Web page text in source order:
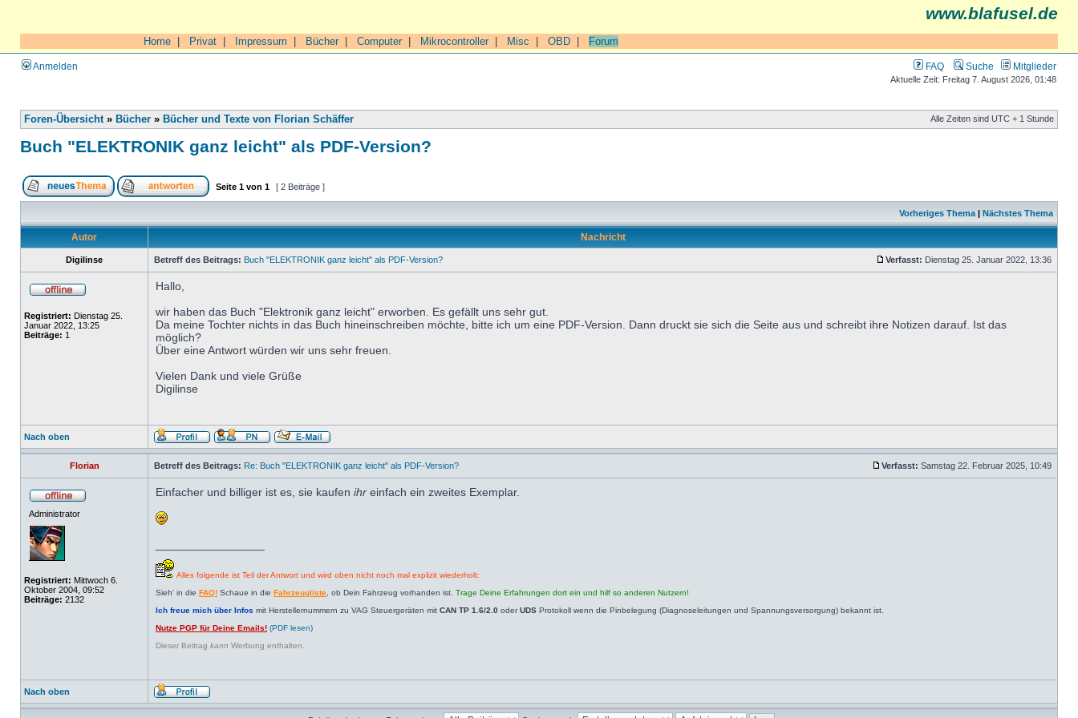
www.blafusel.de
Home Privat Impressum Bücher| Computer| Mikrocontroller| Misc OBD Forum
Anmelden FAQ Suche Mitglieder
Aktuelle Zeit: Freitag 7. August 2026, 01:48
Foren-Übersicht» Bücher » Bücher und Texte von Florian Schäffer Alle Zeiten sind UTC + 1 Stunde
Buch "ELEKTRONIK ganz leicht" als PDF-Version?
Seite 1 von 1 [ 2 Beiträge ]
Vorheriges Thema | Nächstes Thema
Autor Nachricht
Digilinse Betreff des Beitrags: Buch "ELEKTRONIK ganz leicht" als PDF-Version? Verfasst: Dienstag 25. Januar 2022, 13:36
Registriert: Dienstag 25.
Januar 2022, 13:25
Beiträge: 1
Hallo,
wir haben das Buch "Elektronik ganz leicht" erworben. Es gefällt uns sehr gut.
Da meine Tochter nichts in das Buch hineinschreiben möchte, bitte ich um eine PDF-Version. Dann druckt sie sich die Seite aus und schreibt ihre Notizen darauf. Ist das
möglich?
Über eine Antwort würden wir uns sehr freuen.
Vielen Dank und viele Grüße
Digilinse
Nach oben
Florian Betreff des Beitrags: Re: Buch "ELEKTRONIK ganz leicht" als PDF-Version? Verfasst: Samstag 22. Februar 2025, 10:49
Administrator
Registriert: Mittwoch 6.
Oktober 2004, 09:52
Beiträge: 2132
Einfacher und billiger ist es, sie kaufen ihr einfach ein zweites Exemplar.
Alles folgende ist Teil der Antwort und wird oben nicht noch mal explizit wiederholt:
Sieh' in die FAQ! Schaue in die Fahrzeugliste , ob Dein Fahrzeug vorhanden ist. Trage Deine Erfahrungen dort ein und hilf so anderen Nutzern!
Ich freue mich über Infos mit Herstellernummern zu VAG Steuergeräten mit CAN TP 1.6/2.0 oderUDS Protokoll wenn die Pinbelegung (Diagnoseleitungen und Spannungsversorgung) bekannt ist.
Nutze PGP für Deine Emails! (PDF lesen)
Dieser Beitrag kann Werbung enthalten.
Nach oben